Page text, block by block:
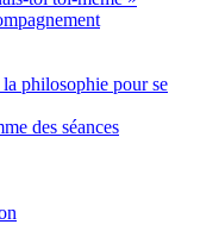
philosophie pour se
des séances